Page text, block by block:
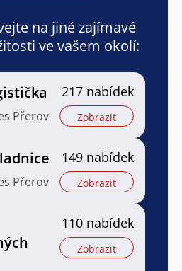
na jiné zajímavé
ve vašem okolí:
Přerov
217 nabídek
Zobrazit
Přerov
149 nabídek
Zobrazit
110 nabídek
Zobrazit